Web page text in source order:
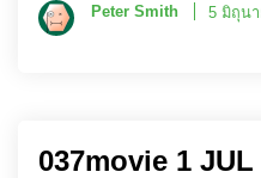
Peter Smith 5 มิถุน
037movie 1